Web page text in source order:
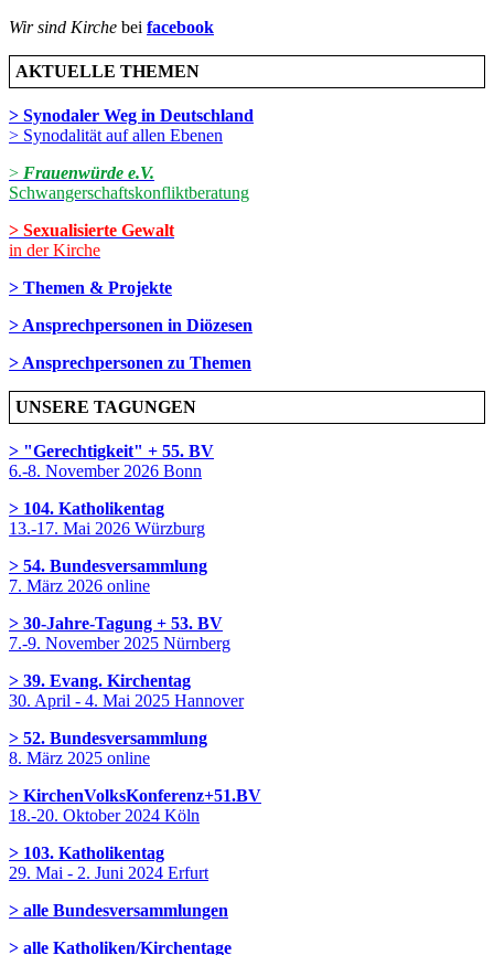
Wir sind Kirche bei facebook
AKTUELLE THEMEN
> Synodaler Weg in Deutschland
> Synodalität auf allen Ebenen
> Frauenwürde e.V.
Schwangerschaftskonfliktberatung
> Sexualisierte Gewalt
in der Kirche
> Themen & Projekte
> Ansprechpersonen in Diözesen
> Ansprechpersonen zu Themen
UNSERE TAGUNGEN
> "Gerechtigkeit" + 55. BV
6.-8. November 2026 Bonn
> 104. Katholikentag
13.-17. Mai 2026 Würzburg
> 54. Bundesversammlung
7. März 2026 online
> 30-Jahre-Tagung + 53. BV
7.-9. November 2025 Nürnberg
> 39. Evang. Kirchentag
30. April - 4. Mai 2025 Hannover
> 52. Bundesversammlung
8. März 2025 online
> KirchenVolksKonferenz+51.BV
18.-20. Oktober 2024 Köln
> 103. Katholikentag
29. Mai - 2. Juni 2024 Erfurt
> alle Bundesversammlungen
> alle Katholiken/Kirchentage